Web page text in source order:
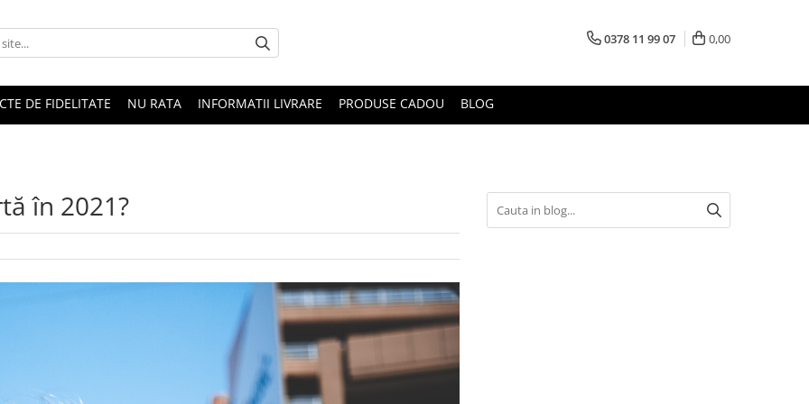
0378 11 99 07 0,00
DE FIDELITATE NU RATA INFORMATII LIVRARE PRODUSE CADOU BLOG
în 2021?